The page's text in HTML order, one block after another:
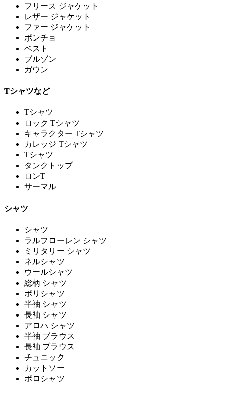
フリース ジャケット
レザー ジャケット
ファー ジャケット
ポンチョ
ベスト
ブルゾン
ガウン
Tシャツなど
Tシャツ
ロック Tシャツ
キャラクター Tシャツ
カレッジ Tシャツ
Tシャツ
タンクトップ
ロンT
サーマル
シャツ
シャツ
ラルフローレン シャツ
ミリタリー シャツ
ネルシャツ
ウールシャツ
総柄 シャツ
ポリシャツ
半袖 シャツ
長袖 シャツ
アロハ シャツ
半袖 ブラウス
長袖 ブラウス
チュニック
カットソー
ポロシャツ